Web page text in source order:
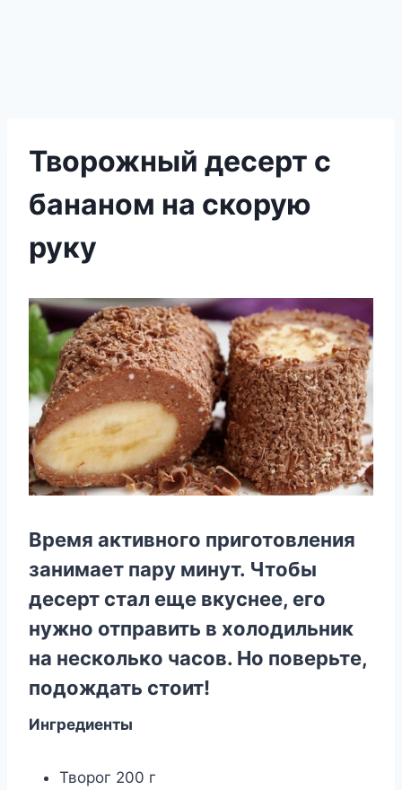
Творожный десерт с
бананом на скорую
руку
Время активного приготовления
занимает пару минут. Чтобы
десерт стал еще вкуснее, его
нужно отправить в холодильник
на несколько часов. Но поверьте,
подождать стоит!
Ингредиенты
Творог 200 г